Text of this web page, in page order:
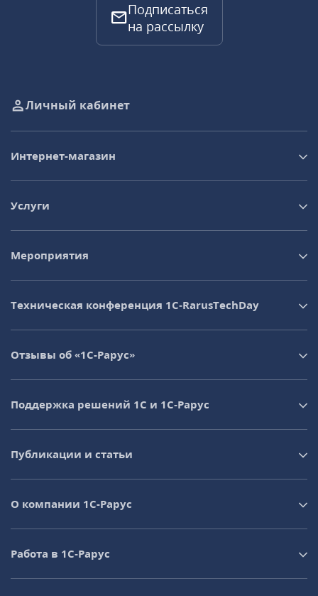
Подписаться
на рассылку
Личный кабинет
Интернет-магазин
Услуги
Мероприятия
Техническая конференция 1C‑RarusTechDay
Отзывы об «1С-Рарус»
Поддержка решений 1С и 1С‑Рарус
Публикации и статьи
О компании 1C-Рарус
Работа в 1С‑Рарус